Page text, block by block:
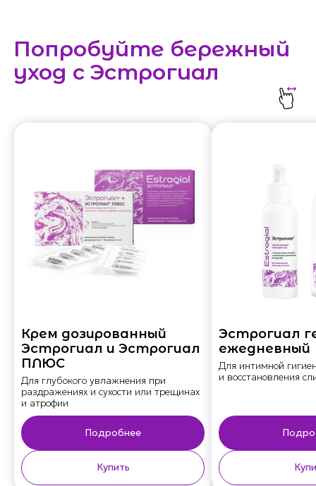
Попробуйте бережный
уход с Эстрогиал
Крем дозированный
Эстрогиал и Эстрогиал
ПЛЮС
Для глубокого увлажнения при
раздражениях и сухости или трещинах
и атрофии
Подробнее
Купить
Эстрогиал
ежедневный
Для интимной
и восстановления